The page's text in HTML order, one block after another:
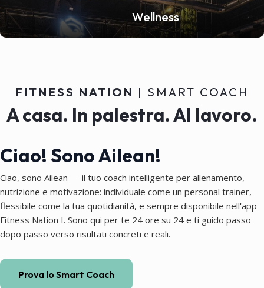
Wellness
FITNESS NATION | SMART COACH
A casa. In palestra. Al lavoro.
Ciao! Sono Ailean!
Ciao, sono Ailean — il tuo coach intelligente per allenamento,
nutrizione e motivazione: individuale come un personal trainer,
flessibile come la tua quotidianità, e sempre disponibile nell'app
Fitness Nation I. Sono qui per te 24 ore su 24 e ti guido passo
dopo passo verso risultati concreti e reali.
Prova lo Smart Coach